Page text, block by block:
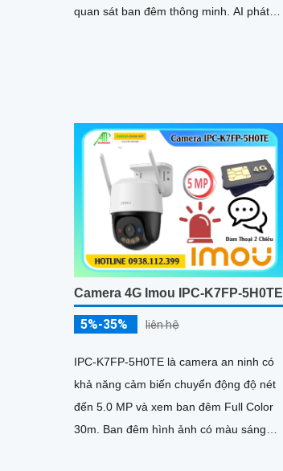
quan sát ban đêm thông minh. AI phát
Camera 4G Imou IPC-K7FP-5H0TE
5%-35% liên hệ
IPC-K7FP-5H0TE là camera an ninh có
khả năng cảm biến chuyển động độ nét
đến 5.0 MP và xem ban đêm Full Color
30m. Ban đêm hình ảnh có màu sáng